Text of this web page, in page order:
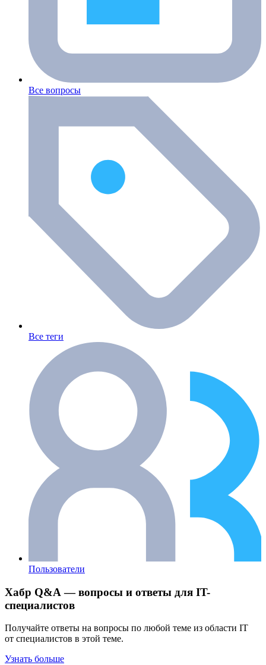
Все вопросы
Все теги
Пользователи
Хабр Q&A — вопросы и ответы для IT-
специалистов
Получайте ответы на вопросы по любой теме из области IT
от специалистов в этой теме.
Узнать больше